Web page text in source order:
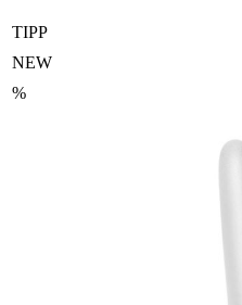
TIPP
NEW
%